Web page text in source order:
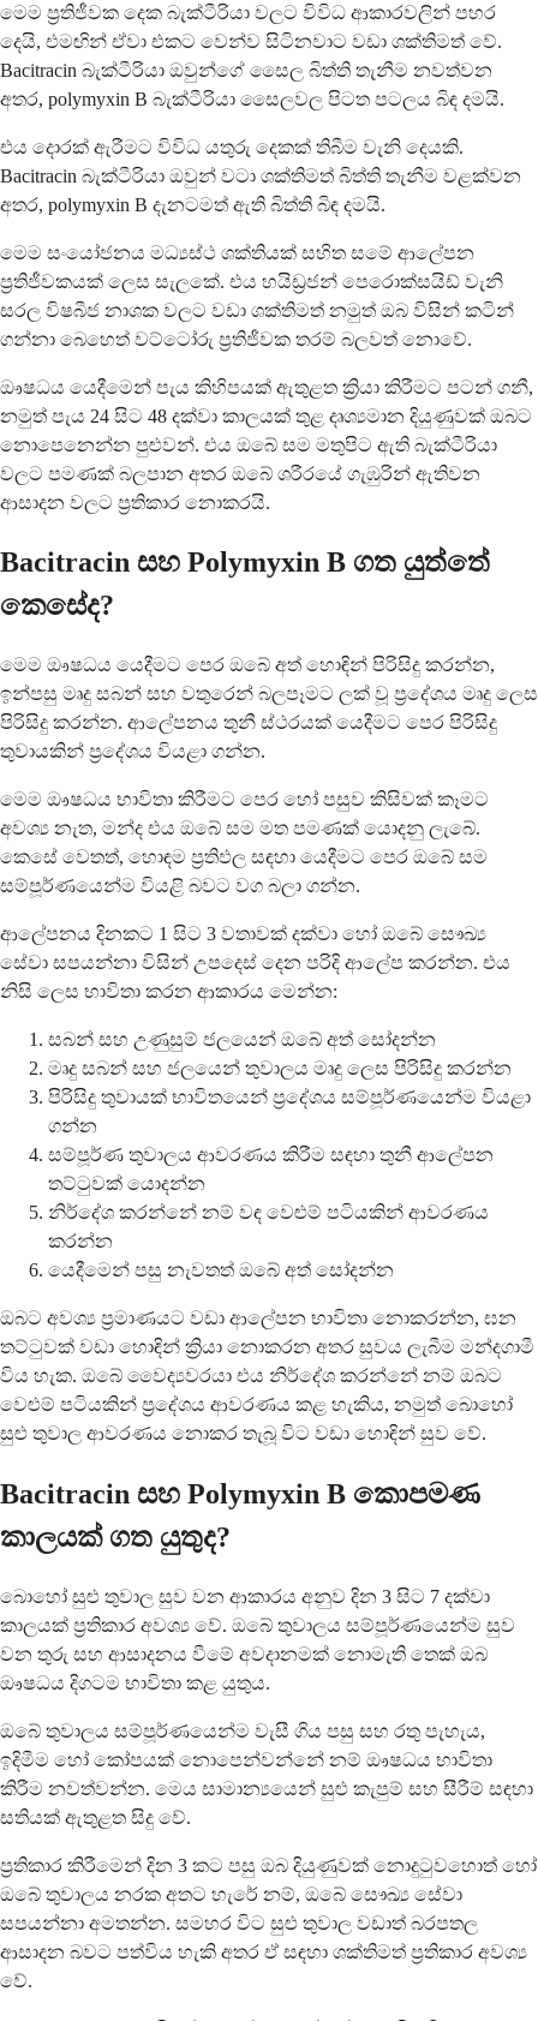
මෙම ප්‍රතිජීවක දෙක බැක්ටීරියා වලට විවිධ ආකාරවලින් පහර
දෙයි, එමඟින් ඒවා එකට වෙන්ව සිටිනවාට වඩා ශක්තිමත් වේ.
Bacitracin බැක්ටීරියා ඔවුන්ගේ සෛල බිත්ති තැනීම නවත්වන
අතර, polymyxin B බැක්ටීරියා සෛලවල පිටත පටලය බිඳ දමයි.
එය දොරක් ඇරීමට විවිධ යතුරු දෙකක් තිබීම වැනි දෙයකි.
Bacitracin බැක්ටීරියා ඔවුන් වටා ශක්තිමත් බිත්ති තැනීම වළක්වන
අතර, polymyxin B දැනටමත් ඇති බිත්ති බිඳ දමයි.
මෙම සංයෝජනය මධ්‍යස්ථ ශක්තියක් සහිත සමේ ආලේපන
ප්‍රතිජීවකයක් ලෙස සැලකේ. එය හයිඩ්‍රජන් පෙරොක්සයිඩ් වැනි
සරල විෂබීජ නාශක වලට වඩා ශක්තිමත් නමුත් ඔබ විසින් කටින්
ගන්නා බෙහෙත් වට්ටෝරු ප්‍රතිජීවක තරම් බලවත් නොවේ.
ඖෂධය යෙදීමෙන් පැය කිහිපයක් ඇතුළත ක්‍රියා කිරීමට පටන් ගනී,
නමුත් පැය 24 සිට 48 දක්වා කාලයක් තුළ දෘශ්‍යමාන දියුණුවක් ඔබට
නොපෙනෙන්න පුළුවන්. එය ඔබේ සම මතුපිට ඇති බැක්ටීරියා
වලට පමණක් බලපාන අතර ඔබේ ශරීරයේ ගැඹුරින් ඇතිවන
ආසාදන වලට ප්‍රතිකාර නොකරයි.
Bacitracin සහ Polymyxin B ගත යුත්තේ
කෙසේද?
මෙම ඖෂධය යෙදීමට පෙර ඔබේ අත් හොඳින් පිරිසිදු කරන්න,
ඉන්පසු මෘදු සබන් සහ වතුරෙන් බලපෑමට ලක් වූ ප්‍රදේශය මෘදු ලෙස
පිරිසිදු කරන්න. ආලේපනය තුනී ස්ථරයක් යෙදීමට පෙර පිරිසිදු
තුවායකින් ප්‍රදේශය වියළා ගන්න.
මෙම ඖෂධය භාවිතා කිරීමට පෙර හෝ පසුව කිසිවක් කෑමට
අවශ්‍ය නැත, මන්ද එය ඔබේ සම මත පමණක් යොදනු ලැබේ.
කෙසේ වෙතත්, හොඳම ප්‍රතිඵල සඳහා යෙදීමට පෙර ඔබේ සම
සම්පූර්ණයෙන්ම වියළි බවට වග බලා ගන්න.
ආලේපනය දිනකට 1 සිට 3 වතාවක් දක්වා හෝ ඔබේ සෞඛ්‍ය
සේවා සපයන්නා විසින් උපදෙස් දෙන පරිදි ආලේප කරන්න. එය
නිසි ලෙස භාවිතා කරන ආකාරය මෙන්න:
සබන් සහ උණුසුම් ජලයෙන් ඔබේ අත් සෝදන්න
මෘදු සබන් සහ ජලයෙන් තුවාලය මෘදු ලෙස පිරිසිදු කරන්න
පිරිසිදු තුවායක් භාවිතයෙන් ප්‍රදේශය සම්පූර්ණයෙන්ම වියළා
ගන්න
සම්පූර්ණ තුවාලය ආවරණය කිරීම සඳහා තුනී ආලේපන
තට්ටුවක් යොදන්න
නිර්දේශ කරන්නේ නම් වඳ වෙළුම් පටියකින් ආවරණය
කරන්න
යෙදීමෙන් පසු නැවතත් ඔබේ අත් සෝදන්න
ඔබට අවශ්‍ය ප්‍රමාණයට වඩා ආලේපන භාවිතා නොකරන්න, ඝන
තට්ටුවක් වඩා හොඳින් ක්‍රියා නොකරන අතර සුවය ලැබීම මන්දගාමී
විය හැක. ඔබේ වෛද්‍යවරයා එය නිර්දේශ කරන්නේ නම් ඔබට
වෙළුම් පටියකින් ප්‍රදේශය ආවරණය කළ හැකිය, නමුත් බොහෝ
සුළු තුවාල ආවරණය නොකර තැබූ විට වඩා හොඳින් සුව වේ.
Bacitracin සහ Polymyxin B කොපමණ
කාලයක් ගත යුතුද?
බොහෝ සුළු තුවාල සුව වන ආකාරය අනුව දින 3 සිට 7 දක්වා
කාලයක් ප්‍රතිකාර අවශ්‍ය වේ. ඔබේ තුවාලය සම්පූර්ණයෙන්ම සුව
වන තුරු සහ ආසාදනය වීමේ අවදානමක් නොමැති තෙක් ඔබ
ඖෂධය දිගටම භාවිතා කළ යුතුය.
ඔබේ තුවාලය සම්පූර්ණයෙන්ම වැසී ගිය පසු සහ රතු පැහැය,
ඉදිමීම හෝ කෝපයක් නොපෙන්වන්නේ නම් ඖෂධය භාවිතා
කිරීම නවත්වන්න. මෙය සාමාන්‍යයෙන් සුළු කැපුම් සහ සීරීම් සඳහා
සතියක් ඇතුළත සිදු වේ.
ප්‍රතිකාර කිරීමෙන් දින 3 කට පසු ඔබ දියුණුවක් නොදුටුවහොත් හෝ
ඔබේ තුවාලය නරක අතට හැරේ නම්, ඔබේ සෞඛ්‍ය සේවා
සපයන්නා අමතන්න. සමහර විට සුළු තුවාල වඩාත් බරපතල
ආසාදන බවට පත්විය හැකි අතර ඒ සඳහා ශක්තිමත් ප්‍රතිකාර අවශ්‍ය
වේ.